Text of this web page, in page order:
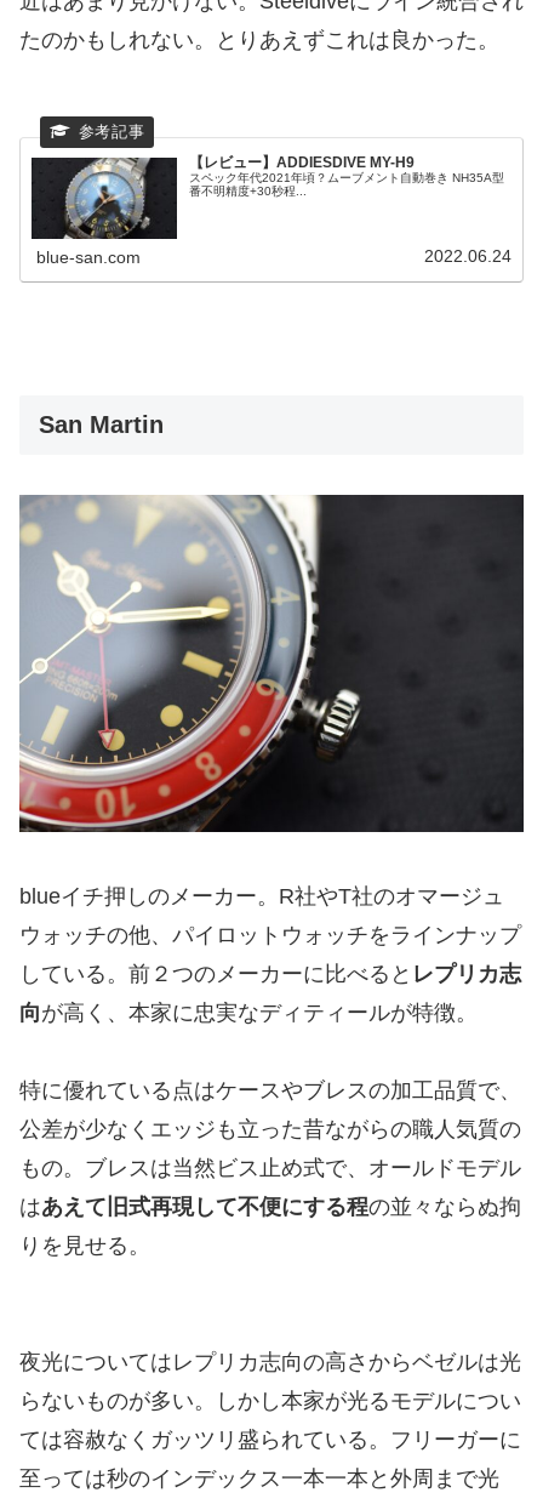
たのかもしれない。とりあえずこれは良かった。
【レビュー】ADDIESDIVE MY-H9 ‎
スペック年代2021年頃？ムーブメント自動巻き NH35A型
番不明精度+30秒程...
blue-san.com 2022.06.24
San Martin
blueイチ押しのメーカー。R社やT社のオマージュ
ウォッチの他、パイロットウォッチをラインナップ
している。前２つのメーカーに比べると レプリカ志
向が高く、本家に忠実なディティールが特徴。
特に優れている点はケースやブレスの加工品質で、
公差が少なくエッジも立った昔ながらの職人気質の
もの。ブレスは当然ビス止め式で、オールドモデル
はあえて旧式再現して不便にする程の並々ならぬ拘
りを見せる。
夜光についてはレプリカ志向の高さからベゼルは光
らないものが多い。しかし本家が光るモデルについ
ては容赦なくガッツリ盛られている。フリーガーに
至っては秒のインデックス一本一本と外周まで光